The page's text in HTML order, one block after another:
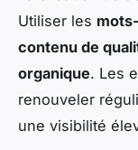
Utiliser les
contenu de
organique. Les
renouveler
une visibilité